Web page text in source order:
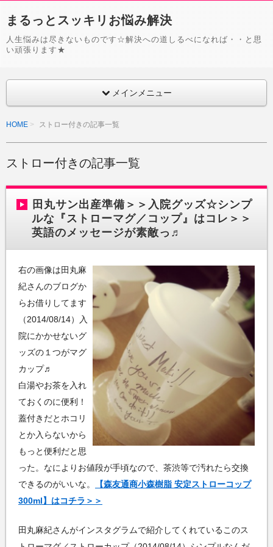
まるっとスッキリお悩み解決
人生悩みは尽きないものです☆解決への道しるべになれば・・と思
い頑張ります★
メインメニュー
HOME ストロー付きの記事一覧
ストロー付きの記事一覧
田丸サン出産準備＞＞入院グッズ☆シンプ
ルな『ストローマグ／コップ』はコレ＞＞
英語のメッセージが素敵っ♬
右の画像は田丸麻
紀さんのブログか
らお借りしてます
（2014/08/14）入
院にかかせないグ
ッズの１つがマグ
カップ♬
白湯やお茶を入れ
ておくのに便利！
蓋付きだとホコリ
とか入らないから
もっと便利だと思
った。なによりお値段が手頃なので、茶渋等で汚れたら交換
できるのがいいな。
【森友通商小森樹脂 安定ストローコップ
300ml】はコチラ＞＞
田丸麻紀さんがインスタグラムで紹介してくれているこのス